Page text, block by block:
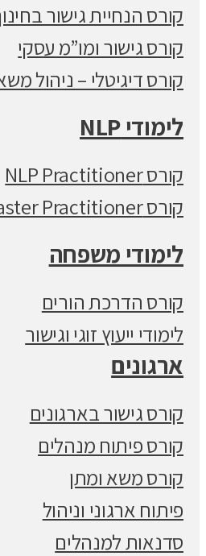
קורס הנחיית גישור
קורס גישור ומו”מ עסקי
קורס דיגיטלי – ניהול
לימודי NLP
קורס NLP Practitioner
קורס NLP Master Practitioner
לימודי משפחה
קורס הדרכת הורים
לימודי ייעוץ זוגי וגישור
ארגונים
קורס גישור בארגונים
קורס פיתוח מנהלים
קורס משא ומתן
פיתוח ארגוני וניהול
סדנאות למנהלים